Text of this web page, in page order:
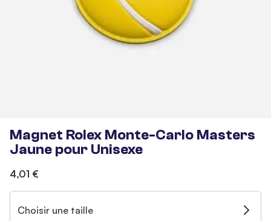
Magnet Rolex Monte-Carlo Masters
Jaune pour Unisexe
4,01 €
Choisir une taille